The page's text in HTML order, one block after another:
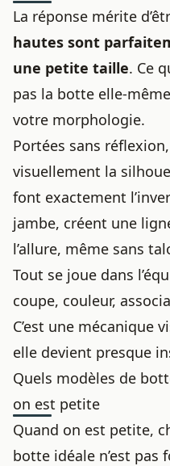
La réponse mérite
hautes sont
une petite taille. Ce
pas la botte elle-
votre morphologie.
Portées sans
visuellement la
font exactement
jambe, créent une
l’allure, même sans
Tout se joue dans
coupe, couleur,
C’est une mécanique
elle devient presque
Quels modèles de
on est petite
Quand on est petite,
botte idéale n’est pas